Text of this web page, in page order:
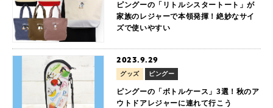
ピングーの「リトルシスタートート」が
家族のレジャーで本領発揮！絶妙なサイ
ズで使いやすい
2023.9.29
グッズ ピングー
ピングーの「ボトルケース」3選！秋のア
ウトドアレジャーに連れて行こう